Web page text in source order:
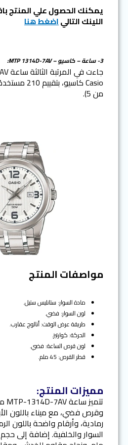
يمكنك الحصول علي المنتج
اللينك التالياضغط هنا
3- ساعة – كاسيو – MTP 1314D-7AV:
من 5).
مواصفات المنتج
مادة السوار: ستانليس ستيل.
لون السوار: فضي.
طريقة عرض الوقت: أنالوج عقارب.
الحركة: كوارتيز.
لون قرص الساعة: فضي.
قطر القرص: 45 ملم.
مميزات المنتج:
وقرص فضي، مع ميناء باللون
رمادية، وأرقام واضحة باللون